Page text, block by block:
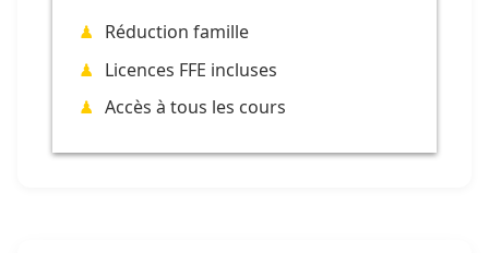
Réduction famille
Licences FFE incluses
Accès à tous les cours